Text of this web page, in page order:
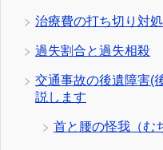
治療費の打ち切り対
過失割合と過失相殺
交通事故の後遺障害(
説します
首と腰の怪我（む